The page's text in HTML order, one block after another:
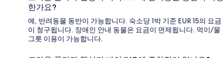
한가요?
예, 반려동물 동반이 가능합니다. 숙소당 1박 기준 EUR 15의 요금
이 청구됩니다. 장애인 안내 동물은 요금이 면제됩니다. 먹이/물
그릇 이용이 가능합니다.